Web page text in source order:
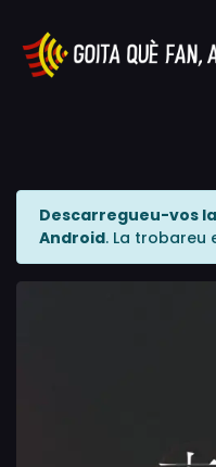
Descarregueu-vos
Android. La trobareu